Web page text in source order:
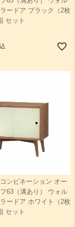
ードア ブラック（2枚
セット
ンビネーション オー
63（溝あり） ウォル
ードア ホワイト（2枚
セット